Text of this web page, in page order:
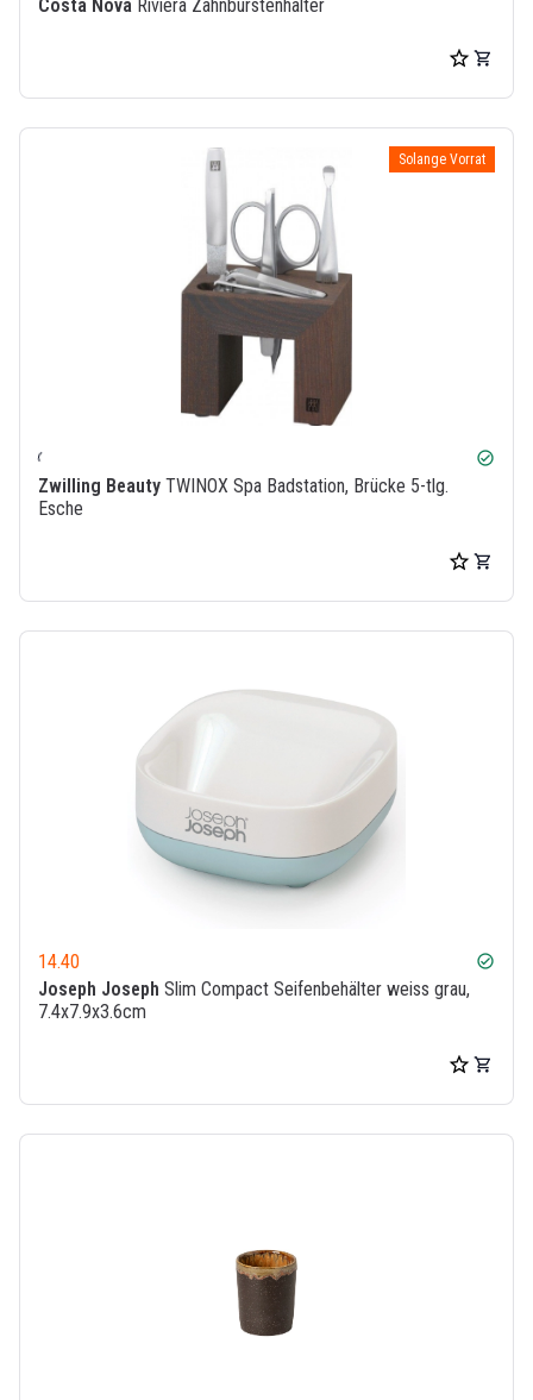
Costa Nova Riviera Zahnbürstenhalter
Solange Vorrat
check_circle
Zwilling Beauty TWINOX Spa Badstation, Brücke 5-tlg.
Esche
14.40 check_circle
Joseph Joseph Slim Compact Seifenbehälter weiss grau,
7.4x7.9x3.6cm